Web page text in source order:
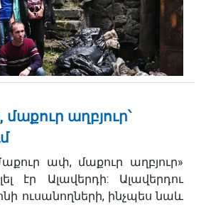
աղբյուր՝
ափ, մաքուր աղբյուր»
էր Ալավերդի: Ալավերդու
ուսանողների, ինչպես նաև